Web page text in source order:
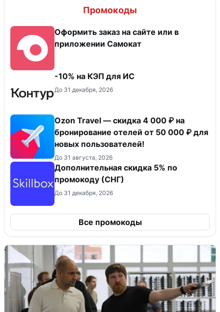
Промокоды
Оформить заказ на сайте или в
приложении Самокат
-10% на КЭП для ИС
До 31 декабря, 2026
Ozon Travel — скидка 4 000 ₽ на
бронирование отелей от 50 000 ₽ для
новых пользователей!
До 31 августа, 2026
Дополнительная скидка 5% по
промокоду (СНГ)
До 31 декабря, 2026
Все промокоды